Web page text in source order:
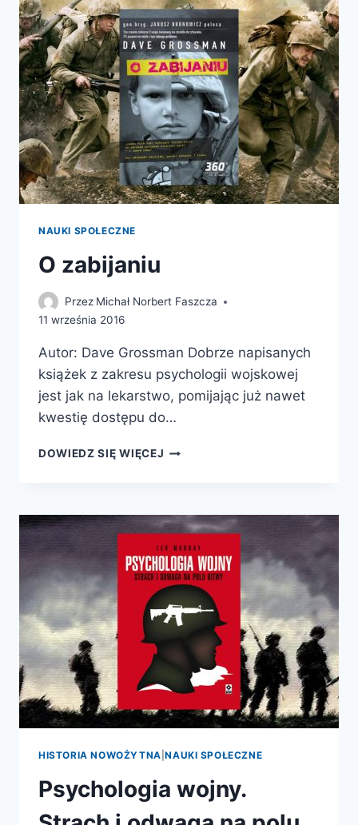
NAUKI SPOŁECZNE
O zabijaniu
Przez Michał Norbert Faszcza
11 września 2016
Autor: Dave Grossman Dobrze napisanych
książek z zakresu psychologii wojskowej
jest jak na lekarstwo, pomijając już nawet
kwestię dostępu do…
DOWIEDZ SIĘ WIĘCEJ O
HISTORIA NOWOŻYTNA |NAUKI SPOŁECZNE
Psychologia wojny.